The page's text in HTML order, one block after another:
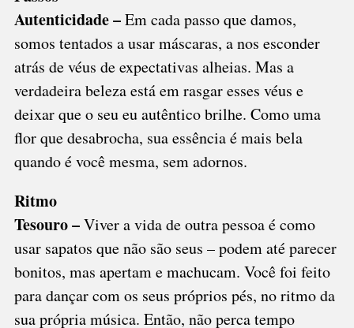
Autenticidade –Em cada passo que damos,
somos tentados a usar máscaras, a nos esconder
atrás de véus de expectativas alheias. Mas a
verdadeira beleza está em rasgar esses véus e
deixar que o seu eu autêntico brilhe. Como uma
flor que desabrocha, sua essência é mais bela
quando é você mesma, sem adornos.
Ritmo
Tesouro –Viver a vida de outra pessoa é como
usar sapatos que não são seus – podem até parecer
bonitos, mas apertam e machucam. Você foi feito
para dançar com os seus próprios pés, no ritmo da
sua própria música. Então, não perca tempo